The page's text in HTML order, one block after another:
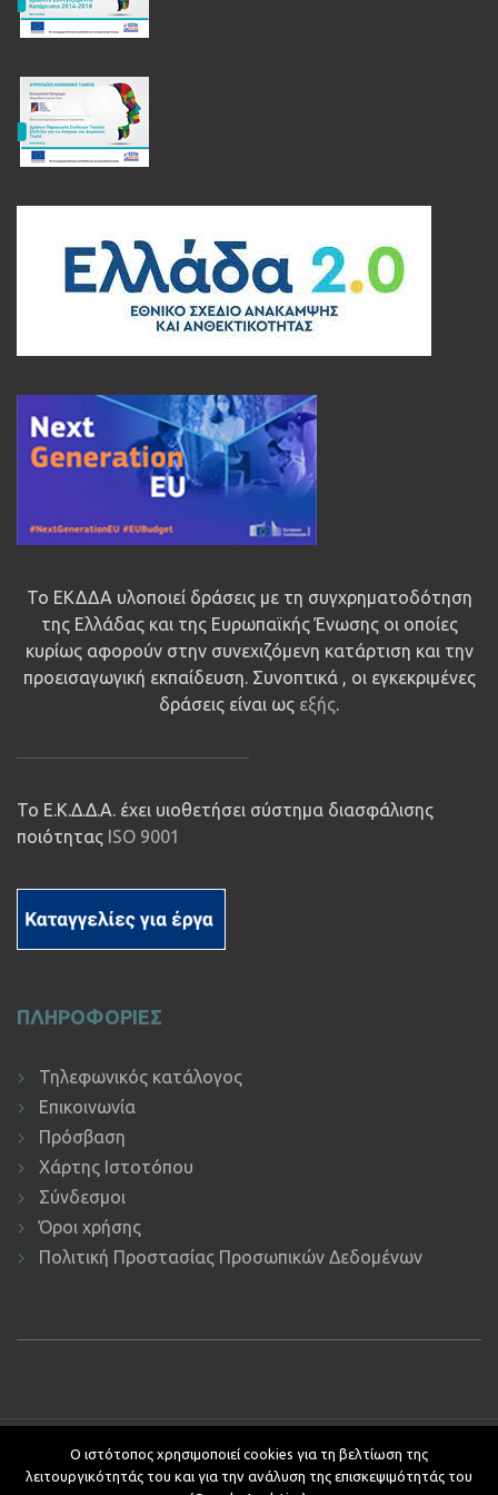
Το ΕΚΔΔΑ υλοποιεί δράσεις με τη συγχρηματοδότηση
της Ελλάδας και της Ευρωπαϊκής Ένωσης οι οποίες
κυρίως αφορούν στην συνεχιζόμενη κατάρτιση και την
προεισαγωγική εκπαίδευση. Συνοπτικά , οι εγκεκριμένες
δράσεις είναι ως εξής
Το Ε.Κ.Δ.Δ.Α. έχει υιοθετήσει σύστημα διασφάλισης
ποιότητας ISO 9001
ΠΛΗΡΟΦΟΡΙΕΣ
Τηλεφωνικός κατάλογος
Επικοινωνία
Πρόσβαση
Χάρτης Ιστοτόπου
Σύνδεσμοι
Όροι χρήσης
Πολιτική Προστασίας Προσωπικών Δεδομένων
Copyright © 2019 ΕΚΔΔΑ.Υποστήριξη ιστοτόπου: Τμήμα
Εφαρμογών Πληροφορικής.
Ο ιστότοπος χρησιμοποιεί cookies για τη βελτίωση της
λειτουργικότητάς του και για την ανάλυση της επισκεψιμότητάς του